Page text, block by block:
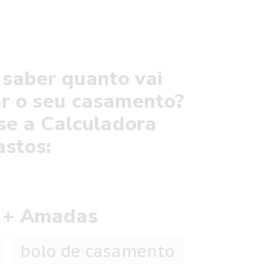
quanto vai
o seu casamento?
a Calculadora
Amadas
bolo de casamento